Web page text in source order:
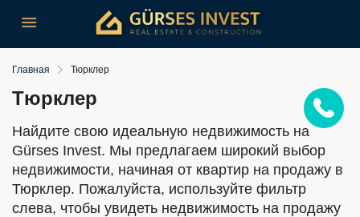
Главная Тюрклер
Тюрклер
Найдите свою идеальную недвижимость на
Gürses Invest. Мы предлагаем широкий выбор
недвижимости, начиная от квартир на продажу в
Тюрклер. Пожалуйста, используйте фильтр
слева, чтобы увидеть недвижимость на продажу